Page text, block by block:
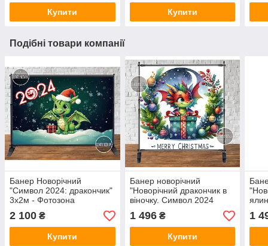
Купити Купити
Подібні товари компанії
Банер Новорічний
"Символ 2024: дракончик"
3х2м - Фотозона
(вініловий) (каркас
окремо) -
2 100 ₴
Купити
Банер новорічний
"Новорічний дракончик в
віночку. Символ 2024
року" 2х2м (фотозона)
(без каркаса)
1 496₴
Купити
(без
1